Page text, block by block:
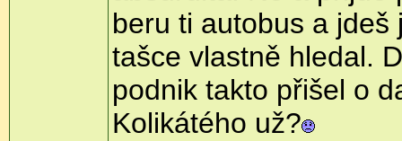
beru ti autobus a
tašce vlastně hledal.
podnik takto přišel o
Kolikátého už?